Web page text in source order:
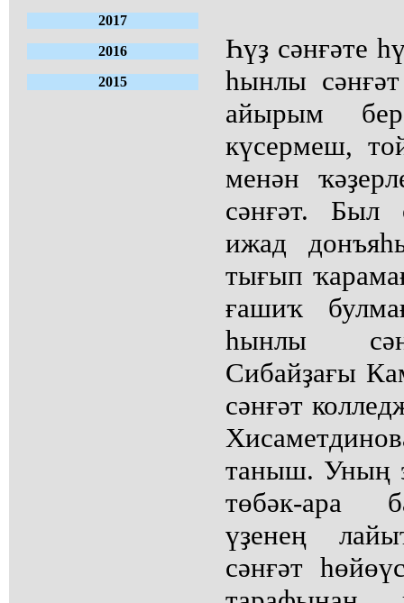
2017
2016
2015
Һүҙ сәнғәте
һынлы
айырым
күсермеш,
менән
сәнғәт. Был
ижад
тығып
ғашиҡ
һынлы
Сибайҙағы
сәнғәт
таныш. Уның
төбәк-ара
үҙенең
сәнғәт